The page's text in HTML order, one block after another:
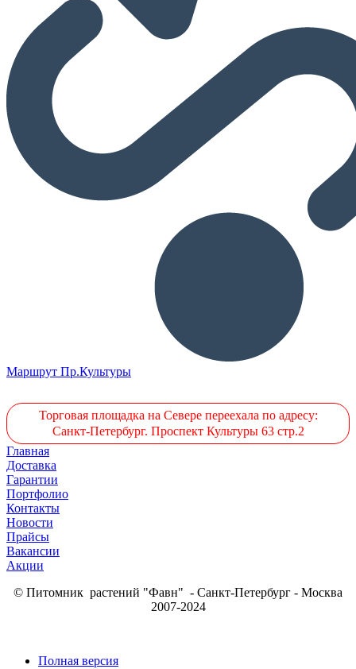
Маршрут Пр.Культуры
Торговая площадка на Севере переехала по адресу:
Санкт-Петербург. Проспект Культуры 63 стр.2
Главная
Доставка
Гарантии
Портфолио
Контакты
Новости
Прайсы
Вакансии
Акции
© Питомник растений "Фавн" - Санкт-Петербург - Москва
2007-2024
Полная версия